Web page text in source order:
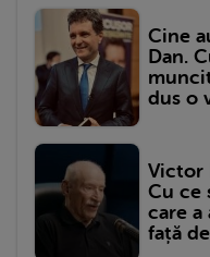
Cine
Dan.
dus o
Victor
Cu ce
care a
față